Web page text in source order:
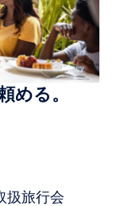
める。
扱旅行会